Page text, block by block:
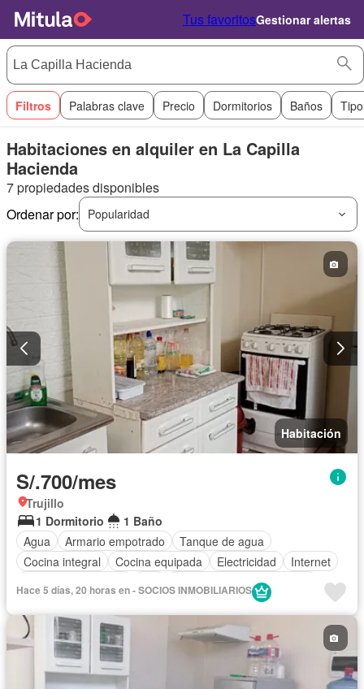
Tus favoritosGestionar alertas
Filtros Palabras clave Precio Dormitorios Baños
Habitaciones en alquiler en La Capilla
Hacienda
7 propiedades disponibles
Ordenar por:
Popularidad
Habitación
S/.700/mes
Trujillo
1 Dormitorio
1 Baño
Agua
Armario empotrado
Tanque de agua
Cocina integral
Cocina equipada Electricidad
Internet
Completamente amoblado
Hace 5 días, 20 horas en - SOCIOS INMOBILIARIOS